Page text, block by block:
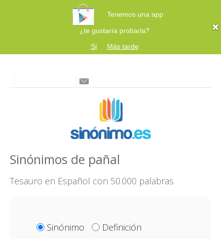
Tenemos una app
¿te gustaría probarla?
Sí
Más tarde
Sinónimos de pañal
Tesauro en Español con 50.000 palabras
Sinónimo
Definición